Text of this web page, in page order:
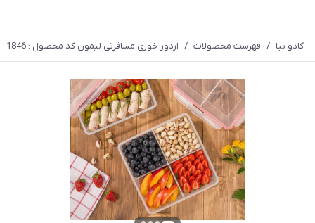
کادو بیا / فهرست محصولات / اردور خوری مسافرتی لیمون کد محصول : 1846